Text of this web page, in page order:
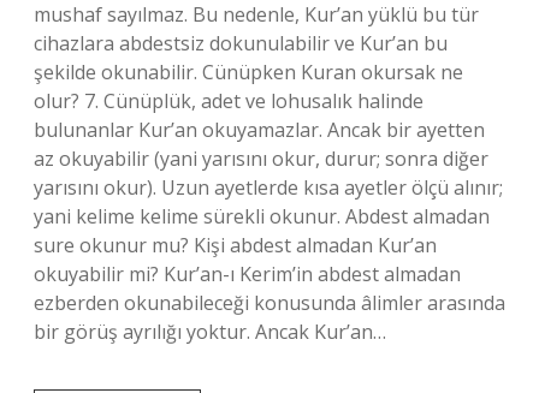
mushaf sayılmaz. Bu nedenle, Kur’an yüklü bu tür
cihazlara abdestsiz dokunulabilir ve Kur’an bu
şekilde okunabilir. Cünüpken Kuran okursak ne
olur? 7. Cünüplük, adet ve lohusalık halinde
bulunanlar Kur’an okuyamazlar. Ancak bir ayetten
az okuyabilir (yani yarısını okur, durur; sonra diğer
yarısını okur). Uzun ayetlerde kısa ayetler ölçü alınır;
yani kelime kelime sürekli okunur. Abdest almadan
sure okunur mu? Kişi abdest almadan Kur’an
okuyabilir mi? Kur’an-ı Kerim’in abdest almadan
ezberden okunabileceği konusunda âlimler arasında
bir görüş ayrılığı yoktur. Ancak Kur’an…